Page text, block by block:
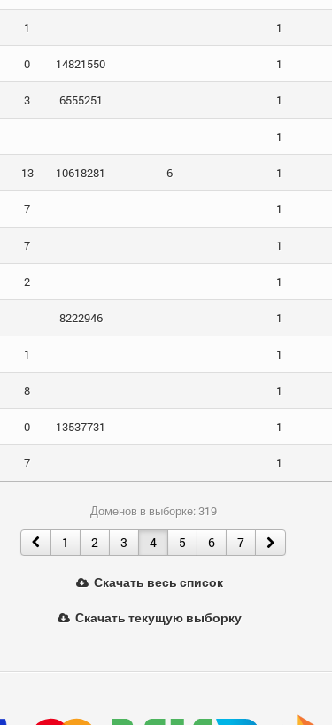
1 1
0 14821550 1
3 6555251 1
1
13 10618281 6 1
7 1
7 1
2 1
8222946 1
1 1
8 1
0 13537731 1
7 1
Доменов в выборке: 319
1 2 3 4 5 6 7
Скачать весь список
Скачать текущую выборку